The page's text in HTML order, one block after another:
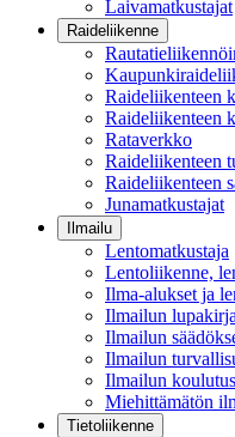
Laivamatkustajat
Raideliikenne
Raideliikenteen
Raideliikenteen
Rataverkko
Raideliikenteen
Raideliikenteen
Junamatkustajat
Ilmailu
Lentomatkustaja
Lentoliikenne,
Ilma-alukset ja
Ilmailun
Ilmailun
Ilmailun
Ilmailun koulutus
Miehittämätön
Tietoliikenne